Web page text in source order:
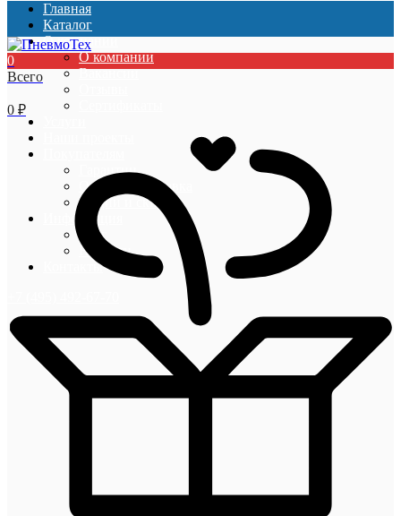
Главная
Каталог
О компании
О компании
Вакансии
Гарантии
Оплата и доставка
Акции и скидки
Информация
Блог
Новости
Контакты
0
Всего
0 ₽